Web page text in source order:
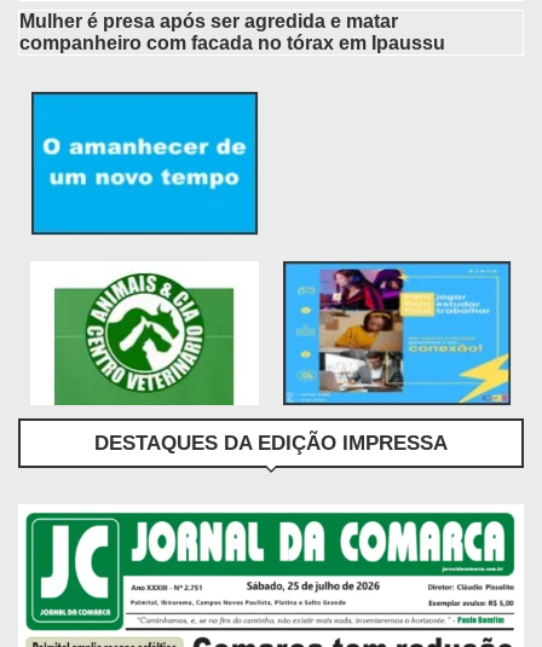
Mulher é presa após ser agredida e matar
companheiro com facada no tórax em Ipaussu
DESTAQUES DA EDIÇÃO IMPRESSA